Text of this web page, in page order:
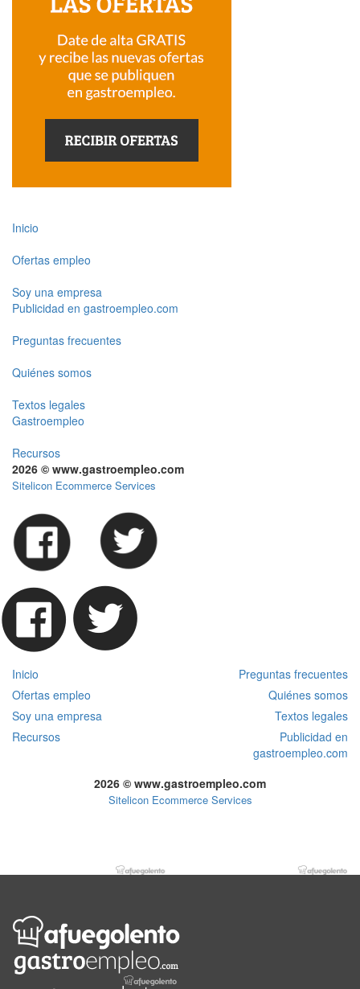
Inicio
Ofertas empleo
Soy una empresa
Publicidad en gastroempleo.com
Preguntas frecuentes
Quiénes somos
Textos legales
Gastroempleo
Recursos
2026 © www.gastroempleo.com
Sitelicon Ecommerce Services
Inicio
Preguntas frecuentes
Ofertas empleo
Quiénes somos
Soy una empresa
Textos legales
Recursos
Publicidad en
gastroempleo.com
2026 © www.gastroempleo.com
Sitelicon Ecommerce Services